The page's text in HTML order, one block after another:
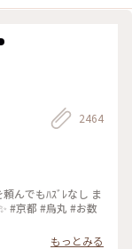
2464
もっとみる